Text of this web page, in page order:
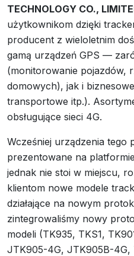
TECHNOLOGY CO.,
użytkownikom dzięki
producent z wieloletnim
gamą urządzeń GPS —
(monitorowanie pojazdów,
domowych), jak i
transportowe itp.).
obsługujące sieci 4G.
Wcześniej urządzenia tego
prezentowane na
jednak nie stoi w miejscu,
klientom nowe modele
działające na nowym
zintegrowaliśmy nowy
modeli (TK935, TKS1,
JTK905-4G, JTK905B-4G,